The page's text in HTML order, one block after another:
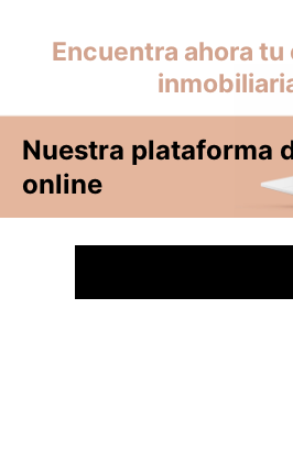
Encuentra ahora
Nuestra plataforma
online